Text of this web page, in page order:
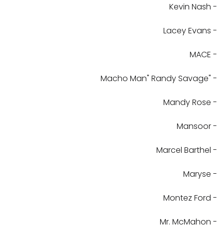
- Kevin Nash
- Lacey Evans
- MACE
- "Macho Man" Randy Savage
- Mandy Rose
- Mansoor
- Marcel Barthel
- Maryse
- Montez Ford
- Mr. McMahon